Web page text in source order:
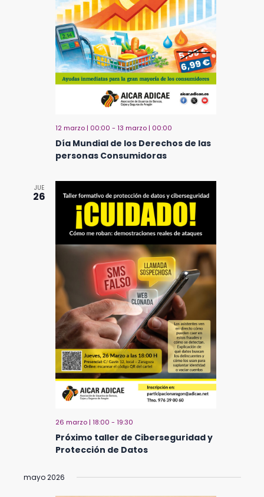
Día Mundial de los Derechos de las
personas Consumidoras
12 marzo | 00:00 - 13 marzo | 00:00
JUE
26
Próximo taller de Ciberseguridad y
Protección de Datos
26 marzo | 18:00 - 19:30
mayo 2026